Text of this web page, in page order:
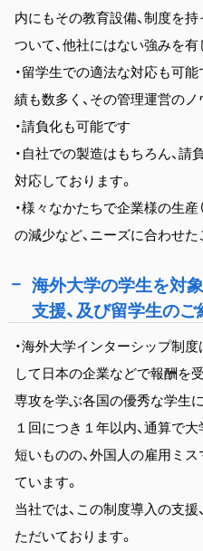
内にもその教育設備、制度を
ついて、他社にはない強みを有
・留学生での適法な対応も可
績も数多く、その管理運営の
・請負化も可能です
・自社での製造はもちろん、請
対応しております。
・様々なかたちで企業様の生産
の減少など、ニーズに合わせた
海外大学の学生を対
支援、及び留学生の
・海外大学インターシップ制
して日本の企業などで報酬を
専攻を学ぶ各国の優秀な学生
１回につき１年以内、通算で
短いものの、外国人の雇用ミ
ています。
当社では、この制度導入の支
ただいております。